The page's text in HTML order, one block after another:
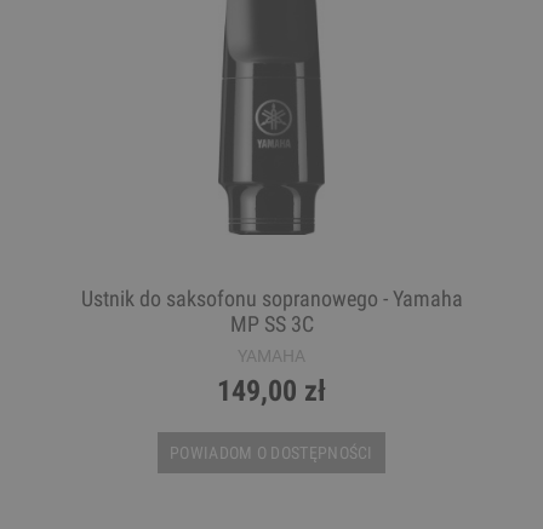
Ustnik do saksofonu sopranowego - Yamaha
MP SS 3C
YAMAHA
149,00 zł
POWIADOM O DOSTĘPNOŚCI